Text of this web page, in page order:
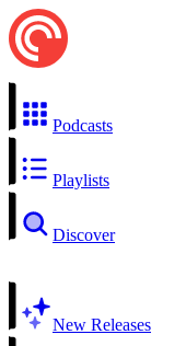
Podcasts
Playlists
Discover
New Releases